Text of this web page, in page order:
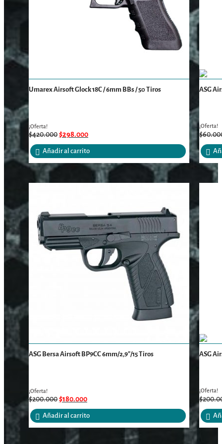
Umarex Airsoft Glock 18C / 6mm BBs / 50 Tiros
¡Oferta!
$420.000$298.000
Añadir al carrito
ASG
¡Oferta!
$
ASG Bersa Airsoft BP9CC 6mm/2,9″/15 Tiros
¡Oferta!
$200.000$180.000
Añadir al carrito
ASG
¡Oferta!
$